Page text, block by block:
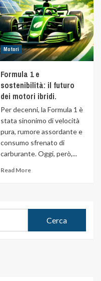
Motori
Formula 1 e
sostenibilità: il futuro
dei motori ibridi.
Per decenni, la Formula 1 è
stata sinonimo di velocità
pura, rumore assordante e
consumo sfrenato di
carburante. Oggi, però,...
Read More